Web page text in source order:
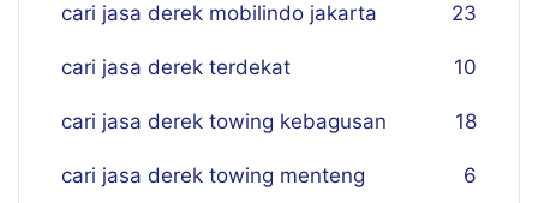
cari jasa derek mobilindo jakarta 23
cari jasa derek terdekat 10
cari jasa derek towing kebagusan 18
cari jasa derek towing menteng 6